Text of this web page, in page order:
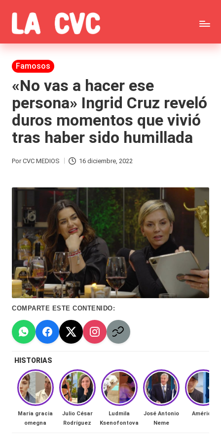
Saltar
al
contenido
C
o
p
u
c
h
a
s
ar
á
n
d
ul
a
C
hi
le
n
a
🔥
Todas
las
noticias
de
la
farándula,
Brava,
Gran
Hermano
Tendencias
-
Exclusivas
Tv
y
redes
lacvc.com
Publicada
Famosos
«No vas a hacer ese
persona» Ingrid Cruz reveló
duros momentos que vivió
tras haber sido humillada
Publicado
PorCVC MEDIOS 16 diciembre, 2022
COMPARTE ESTE CONTENIDO:
HISTORIAS
Maria gracia
omegna
Julio César
Rodríguez
Ludmila
Ksenofontova
José Antonio
Neme
Américo